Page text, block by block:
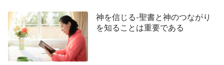
ることでのみ僕らは神様のお恵みと祝福を豊富に享
受できることを理解するようになった。だから、聖
書に記されている律法の時代と恵みの時代における
神様の御言葉と働きはすべて、人類の堕落の度合い
神を信じる-聖書と神のつながり
を知ることは重要である